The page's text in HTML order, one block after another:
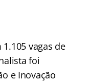
vagas de
foi
e Inovação